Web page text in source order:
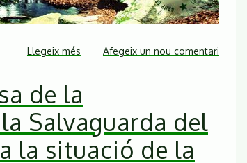
Llegeix més sobre
el
projecte
de
construcció
Afegeix un nou comentari
de la
Salvaguarda del
la situació de la